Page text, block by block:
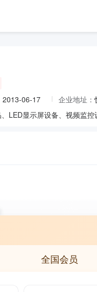
2013-06-17 企业地址：
全国会员